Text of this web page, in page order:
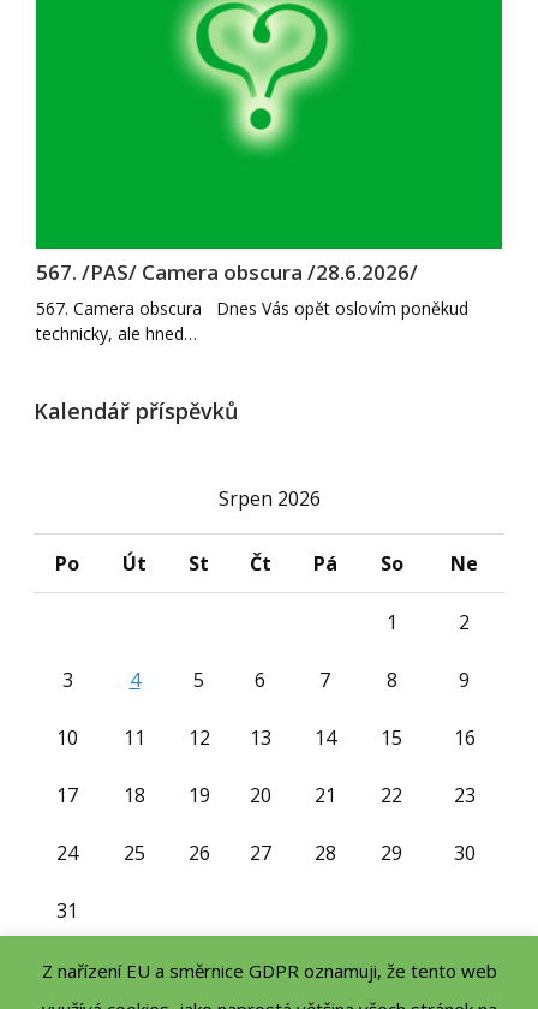
567. /PAS/ Camera obscura /28.6.2026/
567. Camera obscura Dnes Vás opět oslovím poněkud
technicky, ale hned…
Kalendář příspěvků
Srpen 2026
Po Út St Čt Pá So Ne
1 2
3 4 5 6 7 8 9
10 11 12 13 14 15 16
17 18 19 20 21 22 23
24 25 26 27 28 29 30
31
Z nařízení EU a směrnice GDPR oznamuji, že tento web